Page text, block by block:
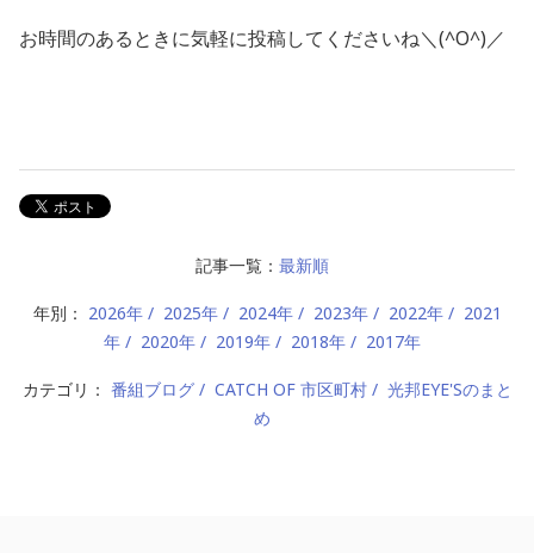
お時間のあるときに気軽に投稿してくださいね＼(^O^)／
記事一覧： 最新順
年別： 2026年 2025年 2024年 2023年 2022年
2021
年
2020年 2019年 2018年 2017年
カテゴリ： 番組ブログ CATCH OF 市区町村
光邦EYE'Sのまと
め